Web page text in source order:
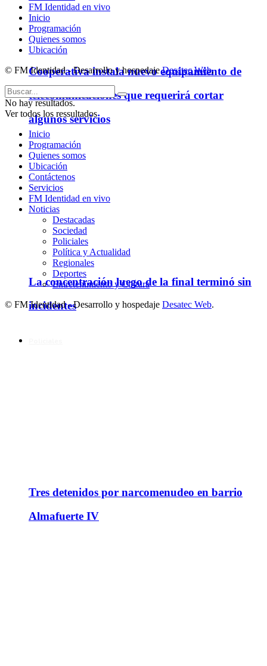
Cooperativa instala nuevo equipamiento de
telecomunicaciones que requerirá cortar
algunos servicios
La concentración luego de la final terminó sin
incidentes
Tres detenidos por narcomenudeo en barrio
Almafuerte IV
FM Identidad en vivo
Inicio
Programación
Quienes somos
Ubicación
© FM Identidad - Desarrollo y hospedajeDesatec Web.
No hay resultados.
Ver todos los ressultados
Inicio
Programación
Quienes somos
Ubicación
Contáctenos
Servicios
FM Identidad en vivo
Noticias
Destacadas
Sociedad
Policiales
Política y Actualidad
Regionales
Deportes
Entretenimiento y Cultura
© FM Identidad - Desarrollo y hospedaje Desatec Web.